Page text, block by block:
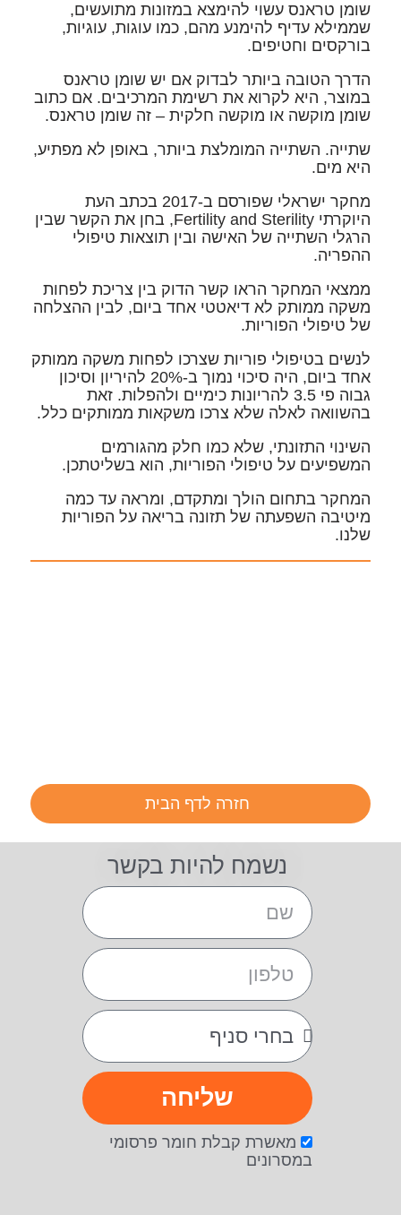
שומן טראנס עשוי להימצא במזונות מתועשים,
שממילא עדיף להימנע מהם, כמו עוגות, עוגיות,
בורקסים וחטיפים.
הדרך הטובה ביותר לבדוק אם יש שומן טראנס
במוצר, היא לקרוא את רשימת המרכיבים. אם כתוב
שומן מוקשה או מוקשה חלקית – זה שומן טראנס.
שתייה. השתייה המומלצת ביותר, באופן לא מפתיע,
היא מים.
מחקר ישראלי שפורסם ב-2017 בכתב העת
היוקרתי Fertility and Sterility, בחן את הקשר שבין
הרגלי השתייה של האישה ובין תוצאות טיפולי
ההפריה.
ממצאי המחקר הראו קשר הדוק בין צריכת לפחות
משקה ממותק לא דיאטטי אחד ביום, לבין ההצלחה
של טיפולי הפוריות.
לנשים בטיפולי פוריות שצרכו לפחות משקה ממותק
אחד ביום, היה סיכוי נמוך ב-20% להיריון וסיכון
גבוה פי 3.5 להריונות כימיים ולהפלות. זאת
בהשוואה לאלה שלא צרכו משקאות ממותקים כלל.
השינוי התזונתי, שלא כמו חלק מהגורמים
המשפיעים על טיפולי הפוריות, הוא בשליטתכן.
המחקר בתחום הולך ומתקדם, ומראה עד כמה
מיטיבה השפעתה של תזונה בריאה על הפוריות
שלנו.
חזרה לדף הבית
נשמח להיות בקשר
מאשרת קבלת חומר פרסומי
במסרונים
שליחה